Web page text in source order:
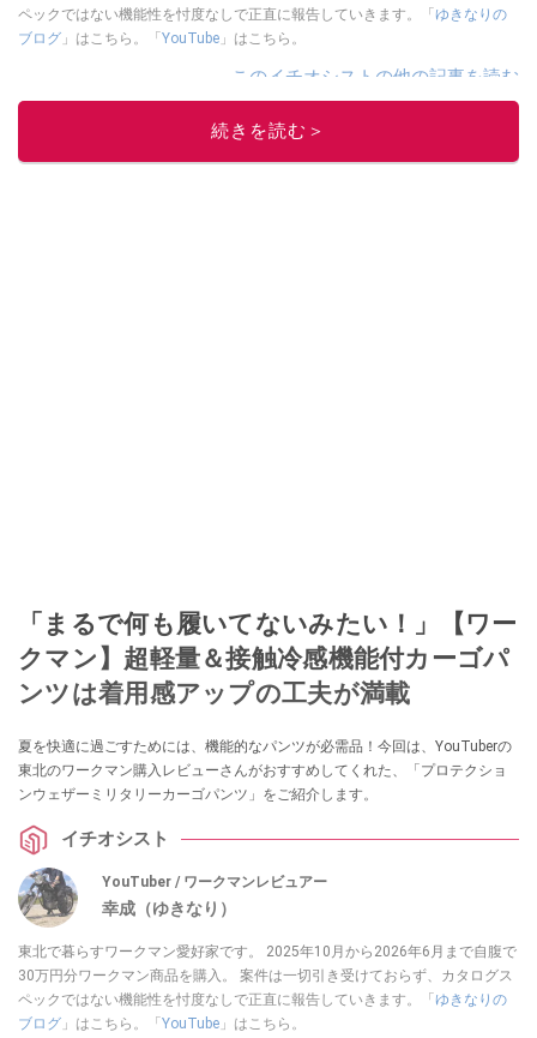
ペックではない機能性を忖度なしで正直に報告していきます。「ゆきなりの
ブログ 」はこちら。「YouTube 」はこちら。
このイチオシストの他の記事を読む
続きを読む＞
「まるで何も履いてないみたい！」【ワー
クマン】超軽量＆接触冷感機能付カーゴパ
ンツは着用感アップの工夫が満載
夏を快適に過ごすためには、機能的なパンツが必需品！今回は、YouTuberの
東北のワークマン購入レビューさんがおすすめしてくれた、「プロテクショ
ンウェザーミリタリーカーゴパンツ」をご紹介します。
イチオシスト
YouTuber / ワークマンレビュアー
幸成（ゆきなり）
東北で暮らすワークマン愛好家です。 2025年10月から2026年6月まで自腹で
30万円分ワークマン商品を購入。 案件は一切引き受けておらず、カタログス
ペックではない機能性を忖度なしで正直に報告していきます。「ゆきなりの
ブログ 」はこちら。「YouTube 」はこちら。